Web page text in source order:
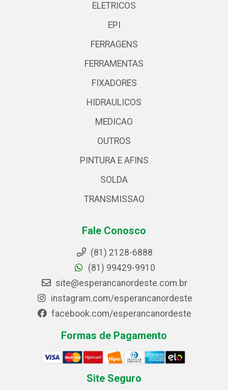
ELETRICOS
EPI
FERRAGENS
FERRAMENTAS
FIXADORES
HIDRAULICOS
MEDICAO
OUTROS
PINTURA E AFINS
SOLDA
TRANSMISSAO
Fale Conosco
(81) 2128-6888
(81) 99429-9910
site@esperancanordeste.com.br
instagram.com/esperancanordeste
facebook.com/esperancanordeste
Formas de Pagamento
Site Seguro